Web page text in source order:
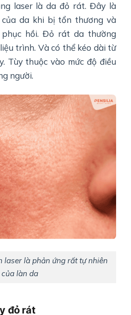
laser là da đỏ rát. Đây là
da khi bị tổn thương và
hồi. Đỏ rát da thường
trình. Và có thể kéo dài từ
Tùy thuộc vào mức độ điều
người.
laser là phản ứng rất tự nhiên
của làn da
đỏ rát